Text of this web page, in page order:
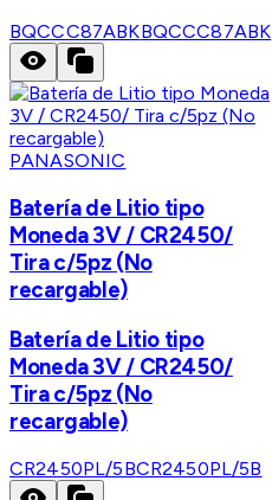
BQCCC87ABKBQCCC87ABK
PANASONIC
Batería de Litio tipo
Moneda 3V / CR2450/
Tira c/5pz (No
recargable)
Batería de Litio tipo
Moneda 3V / CR2450/
Tira c/5pz (No
recargable)
CR2450PL/5BCR2450PL/5B